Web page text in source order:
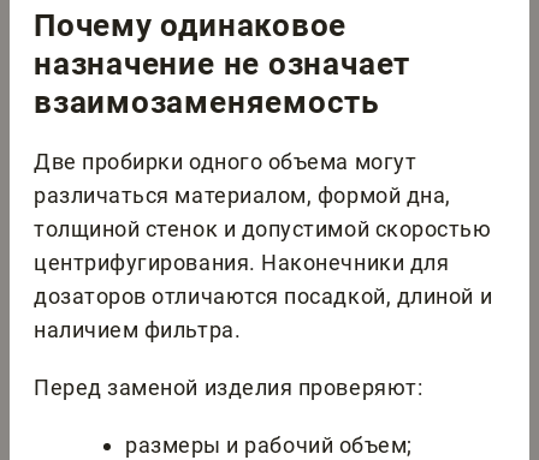
Почему одинаковое
назначение не означает
взаимозаменяемость
Две пробирки одного объема могут
различаться материалом, формой дна,
толщиной стенок и допустимой скоростью
центрифугирования. Наконечники для
дозаторов отличаются посадкой, длиной и
наличием фильтра.
Перед заменой изделия проверяют:
размеры и рабочий объем;